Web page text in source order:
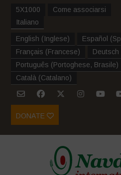
5X1000
Come associarsi
Italiano
English (Inglese) Español (
Français (Francese) Deutsch
Português (Portoghese, Brasile)
Català (Catalano)
DONATE